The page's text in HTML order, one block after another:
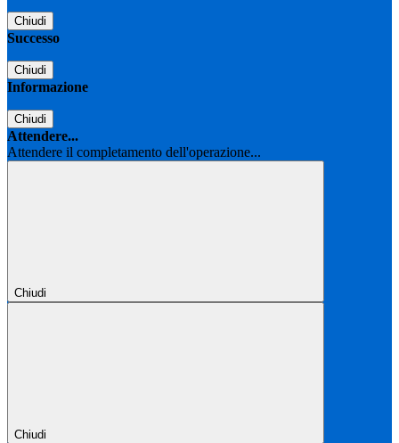
Chiudi
Successo
Chiudi
Informazione
Chiudi
Attendere...
Attendere il completamento dell'operazione...
Chiudi
Chiudi